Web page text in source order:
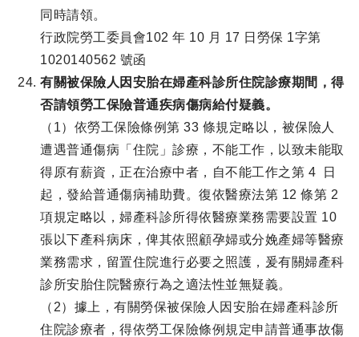
同時請領。
行政院勞工委員會102 年 10 月 17 日勞保 1字第
1020140562 號函
有關被保險人因安胎在婦產科診所住院診療期間，得
否請領勞工保險普通疾病傷病給付疑義。
（1）依勞工保險條例第 33 條規定略以，被保險人
遭遇普通傷病「住院」診療，不能工作，以致未能取
得原有薪資，正在治療中者，自不能工作之第 4 日
起，發給普通傷病補助費。復依醫療法第 12 條第 2
項規定略以，婦產科診所得依醫療業務需要設置 10
張以下產科病床，俾其依照顧孕婦或分娩產婦等醫療
業務需求，留置住院進行必要之照護，爰有關婦產科
診所安胎住院醫療行為之適法性並無疑義。
（2）據上，有關勞保被保險人因安胎在婦產科診所
住院診療者，得依勞工保險條例規定申請普通事故傷